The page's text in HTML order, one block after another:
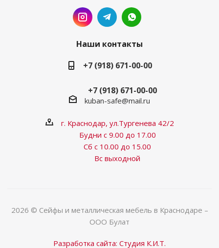
Наши контакты
+7 (918) 671-00-00
+7 (918) 671-00-00
kuban-safe@mail.ru
г. Краснодар, ул.Тургенева 42/2
Будни с 9.00 до 17.00
Сб с 10.00 до 15.00
Вс выходной
2026 © Сейфы и металлическая мебель в Краснодаре –
ООО Булат
Разработка сайта: Студия К.И.Т.